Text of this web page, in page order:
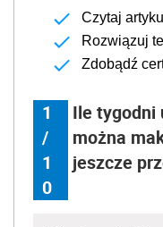
Czytaj
Rozwiązuj
Zdobądź
1
/
1
0
Ile tygodni
można
jeszcze